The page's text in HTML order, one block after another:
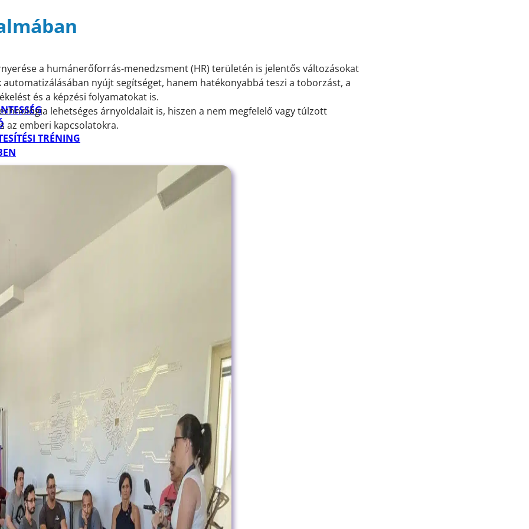
TRÉNING
a humánerőforrás-menedzsment (HR) területén is jelentős változásokat
nyújt segítséget, hanem hatékonyabbá teszi a toborzást, a
és a képzési folyamatokat is.
lehetséges árnyoldalait is, hiszen a nem megfelelő vagy túlzott
az emberi kapcsolatokra.